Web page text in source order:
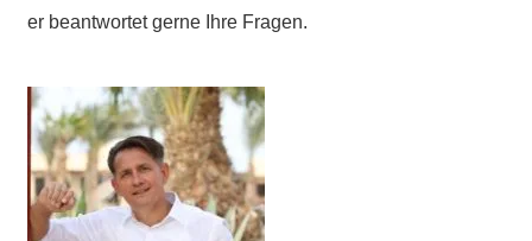
er beantwortet gerne Ihre Fragen.